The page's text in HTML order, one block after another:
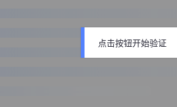
点击按钮开始验证